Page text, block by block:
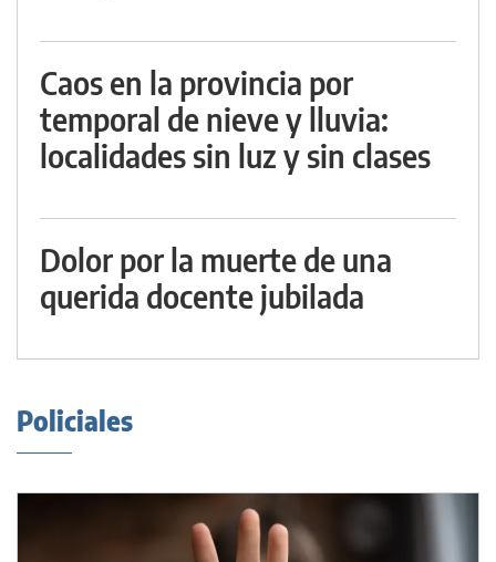
Caos en la provincia por
temporal de nieve y lluvia:
localidades sin luz y sin clases
Dolor por la muerte de una
querida docente jubilada
Policiales